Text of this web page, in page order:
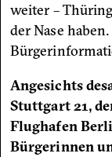
weiter –
der Nase
Angesichts
Stuttgart 21,
Flughafen
Bürgerinnen